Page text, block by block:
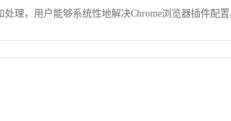
理，用户能够系统性地解决Chrome浏览器插件配